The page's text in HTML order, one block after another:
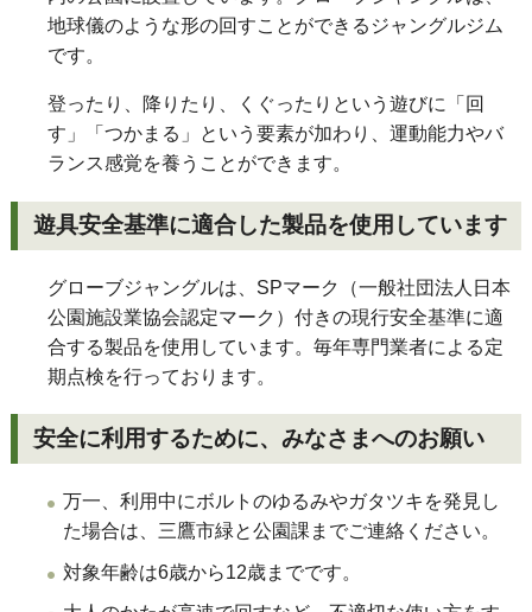
地球儀のような形の回すことができるジャングルジム
です。
登ったり、降りたり、くぐったりという遊びに「回
す」「つかまる」という要素が加わり、運動能力やバ
ランス感覚を養うことができます。
遊具安全基準に適合した製品を使用しています
グローブジャングルは、SPマーク（一般社団法人日本
公園施設業協会認定マーク ）付きの現行安全基準に適
合する製品を使用しています。毎年専門業者による定
期点検を行っております。
安全に利用するために、みなさまへのお願い
万一、利用中にボルトのゆるみやガタツキを発見し
た場合は、三鷹市緑と公園課までご連絡ください。
対象年齢は6歳から12歳までです。